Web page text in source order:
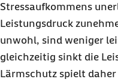
Stressaufkommens
Leistungsdruck
unwohl, sind weniger
gleichzeitig sinkt die
Lärmschutz spielt